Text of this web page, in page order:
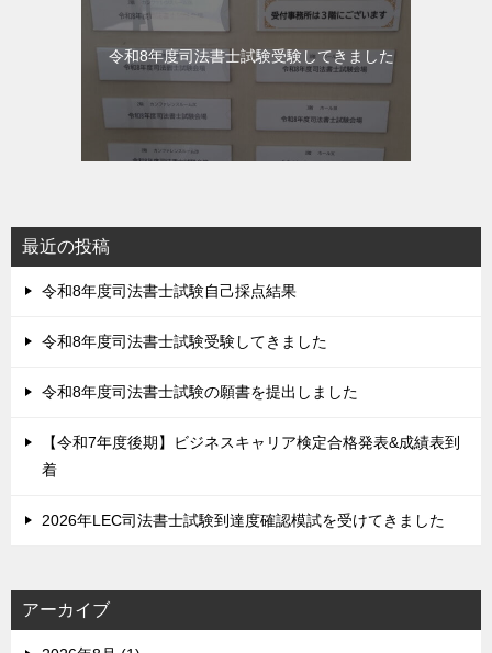
令和8年度司法書士試験受験してきました
最近の投稿
令和8年度司法書士試験自己採点結果
令和8年度司法書士試験受験してきました
令和8年度司法書士試験の願書を提出しました
【令和7年度後期】ビジネスキャリア検定合格発表&成績表到
着
2026年LEC司法書士試験到達度確認模試を受けてきました
アーカイブ